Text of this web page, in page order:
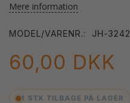
Mere information
MODEL/VARENR.: JH-3242
60,00 DKK
1 STK TILBAGE PÅ LAGER